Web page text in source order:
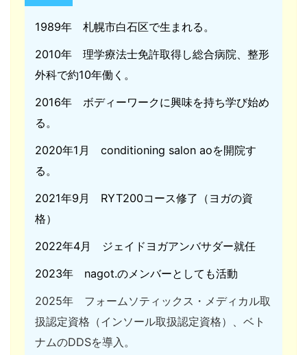
1989年 札幌市白石区で生まれる。
2010年 理学療法士免許取得し総合病院、整形
外科で約10年働く。
2016年 ボディーワークに興味を持ち学び始め
る。
2020年1月 conditioning salon aoを開院す
る。
2021年9月 RYT200コース修了（ヨガの資
格）
2022年4月 ジェイドヨガアンバサダー就任
2023年 nagot.のメンバーとしても活動
2025年 フォームソティックス・メディカル取
扱認定資格（インソール取扱認定資格）、ベト
ナムのDDSを導入。